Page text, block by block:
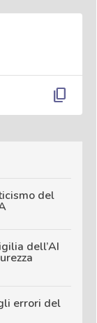
content_copy
del
dell’AI
errori del